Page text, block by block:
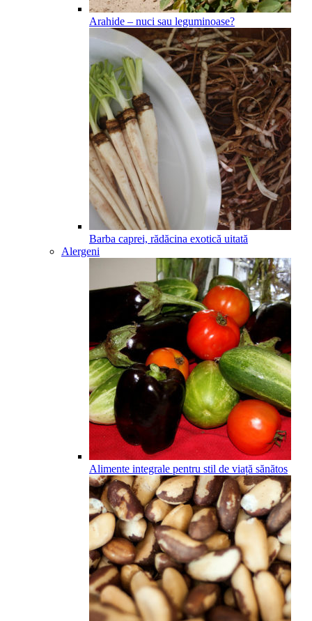
Arahide – nuci sau leguminoase?
Barba caprei, rădăcina exotică uitată
Alergeni
Alimente integrale pentru stil de viață sănătos